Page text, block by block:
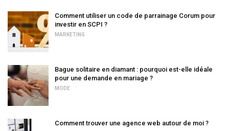
Comment utiliser un code de parrainage Corum pour
investir en SCPI ?
MARKETING
Bague solitaire en diamant : pourquoi est-elle idéale
pour une demande en mariage ?
MODE
Comment trouver une agence web autour de moi ?